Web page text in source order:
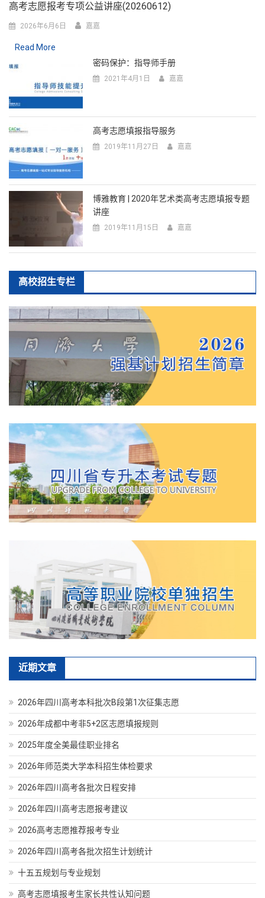
高考志愿报考专项公益讲座(20260612)
2026年6月6日 嘉嘉
Read More
密码保护：指导师手册
2021年4月1日 嘉嘉
高考志愿填报指导服务
2019年11月27日 嘉嘉
博雅教育 | 2020年艺术类高考志愿填报专题
讲座
2019年11月15日 嘉嘉
高校招生专栏
近期文章
2026年四川高考本科批次B段第1次征集志愿
2026年成都中考非5+2区志愿填报规则
2025年度全美最佳职业排名
2026年师范类大学本科招生体检要求
2026年四川高考各批次日程安排
2026年四川高考志愿报考建议
2026高考志愿推荐报考专业
2026年四川高考各批次招生计划统计
十五五规划与专业规划
高考志愿填报考生家长共性认知问题